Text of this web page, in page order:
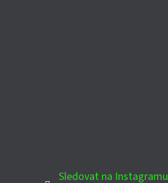
Sledovat na Instagramu